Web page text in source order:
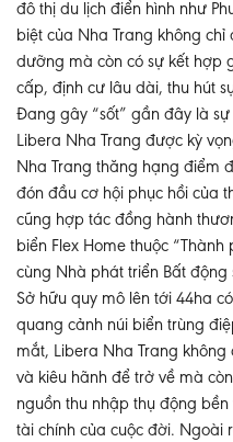
đô thị du lịch điển hình như
biệt của Nha Trang không
dưỡng mà còn có sự kết hợp
cấp, định cư lâu dài, thu hút
Đang gây “sốt” gần đây là sự
Libera Nha Trang được kỳ
Nha Trang thăng hạng điểm
đón đầu cơ hội phục hồi của
cũng hợp tác đồng hành
biển Flex Home thuộc
cùng Nhà phát triển Bất động
Sở hữu quy mô lên tới 44ha
quang cảnh núi biển trùng
mắt, Libera Nha Trang
và kiêu hãnh để trở về mà
nguồn thu nhập thụ động
tài chính của cuộc đời. Ngoài